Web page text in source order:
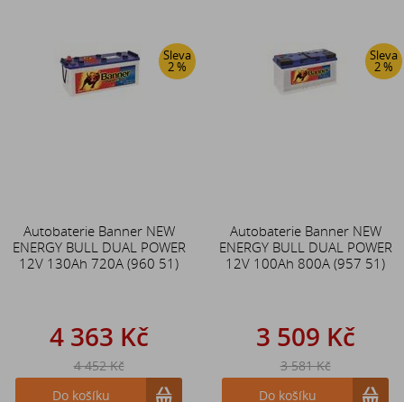
Sleva
2 %
Autobaterie Banner NEW
ENERGY BULL DUAL POWER
12V 130Ah 720A (960 51)
4 363 Kč
4 452 Kč
Do košíku
Sleva
2 %
Autobaterie Banner NEW
ENERGY BULL DUAL POWER
12V 100Ah 800A (957 51)
3 509 Kč
3 581 Kč
Do košíku